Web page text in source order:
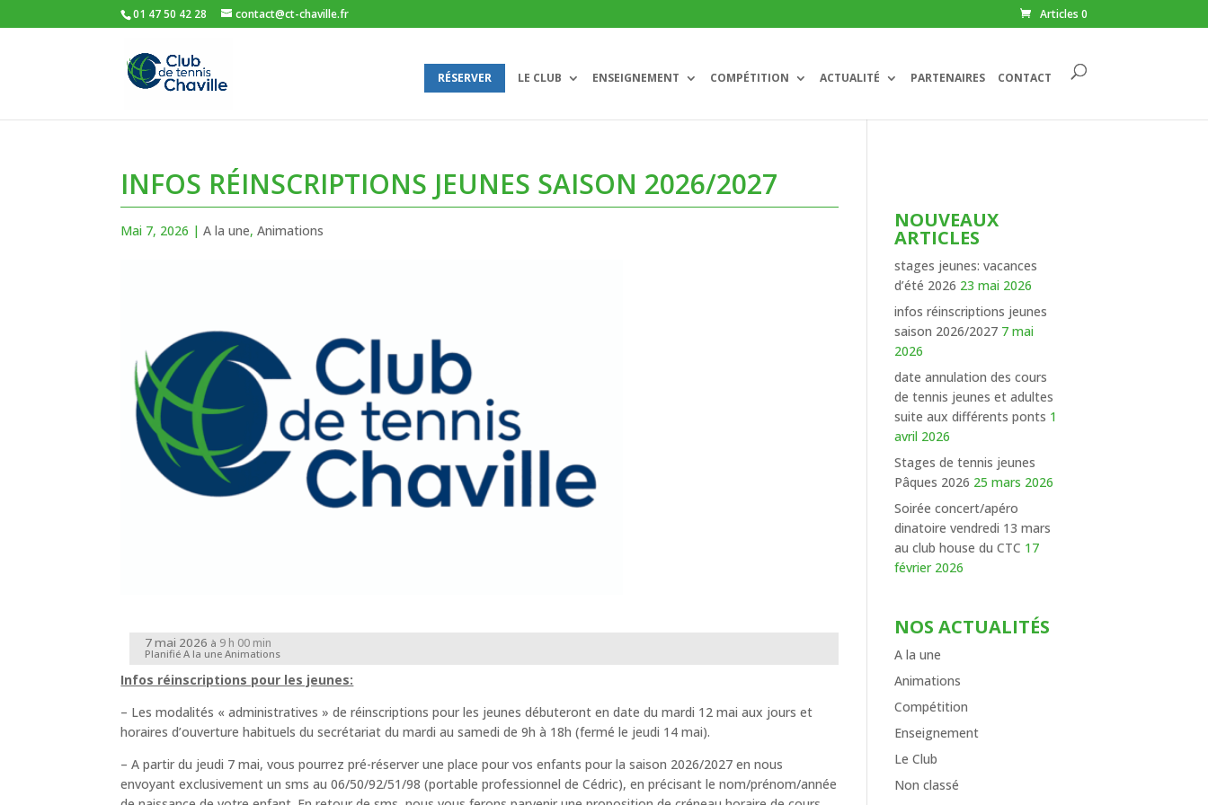
01 47 50 42 28 contact@ct-chaville.fr Articles 0
RÉSERVER LE CLUB ENSEIGNEMENT COMPÉTITION ACTUALITÉ PARTENAIRES CONTACT
INFOS RÉINSCRIPTIONS JEUNES SAISON 2026/2027
Mai 7, 2026 |A la une,Animations
7 mai 2026 à 9 h 00 min
Planifié A la uneAnimations
Infos réinscriptions pour les jeunes:
– Les modalités « administratives » de réinscriptions pour les jeunes débuteront en date du mardi 12 mai aux jours et
horaires d’ouverture habituels du secrétariat du mardi au samedi de 9h à 18h (fermé le jeudi 14 mai).
– A partir du jeudi 7 mai, vous pourrez pré-réserver une place pour vos enfants pour la saison 2026/2027 en nous
envoyant exclusivement un sms au 06/50/92/51/98 (portable professionnel de Cédric), en précisant le nom/prénom/année
NOUVEAUX
ARTICLES
stages jeunes: vacances
d’été 2026 23 mai 2026
infos réinscriptions jeunes
saison 2026/2027 7 mai
2026
date annulation des cours
de tennis jeunes et adultes
suite aux différents ponts 1
avril 2026
Stages de tennis jeunes
Pâques 2026 25 mars 2026
Soirée concert/apéro
dinatoire vendredi 13 mars
au club house du CTC 17
février 2026
NOS ACTUALITÉS
A la une
Animations
Compétition
Enseignement
Le Club
Non classé